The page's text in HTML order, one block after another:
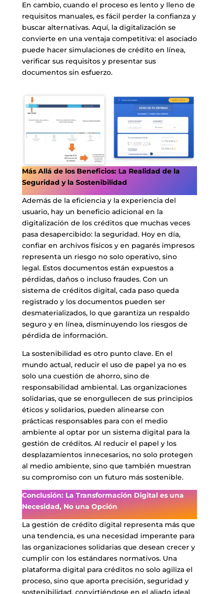
En cambio, cuando el proceso es lento y lleno de
requisitos manuales, es fácil perder la confianza y
buscar alternativas. Aquí, la digitalización se
convierte en una ventaja competitiva: el asociado
puede hacer simulaciones de crédito en línea,
verificar sus requisitos y presentar sus
documentos sin esfuerzo.
Más Allá de los Beneficios: La Realidad de la
Seguridad y la Sostenibilidad
Además de la eficiencia y la experiencia del
usuario, hay un beneficio adicional en la
digitalización de los créditos que muchas veces
pasa desapercibido: la seguridad. Hoy en día,
confiar en archivos físicos y en pagarés impresos
representa un riesgo no solo operativo, sino
legal. Estos documentos están expuestos a
pérdidas, daños o incluso fraudes. Con un
sistema de créditos digital, cada paso queda
registrado y los documentos pueden ser
desmaterializados, lo que garantiza un respaldo
seguro y en línea, disminuyendo los riesgos de
pérdida de información.
La sostenibilidad es otro punto clave. En el
mundo actual, reducir el uso de papel ya no es
solo una cuestión de ahorro, sino de
responsabilidad ambiental. Las organizaciones
solidarias, que se enorgullecen de sus principios
éticos y solidarios, pueden alinearse con
prácticas responsables para con el medio
ambiente al optar por un sistema digital para la
gestión de créditos. Al reducir el papel y los
desplazamientos innecesarios, no solo protegen
al medio ambiente, sino que también muestran
su compromiso con un futuro más sostenible.
Conclusión: La Transformación Digital es una
Necesidad, No una Opción
La gestión de crédito digital representa más que
una tendencia, es una necesidad imperante para
las organizaciones solidarias que desean crecer y
cumplir con los estándares normativos. Una
plataforma digital para créditos no solo agiliza el
proceso, sino que aporta precisión, seguridad y
sostenibilidad, convirtiéndose en el aliado ideal